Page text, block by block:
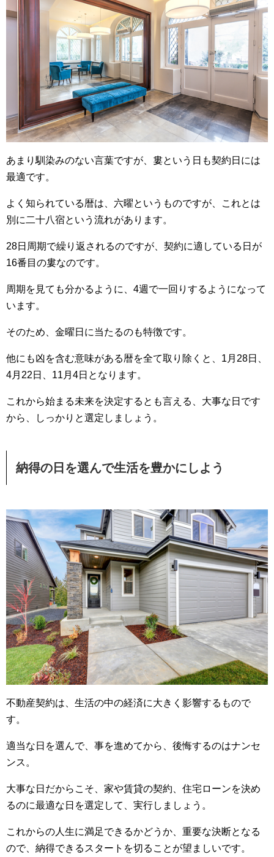
あまり馴染みのない言葉ですが、婁という日も契約日には
最適です。
よく知られている暦は、六曜というものですが、これとは
別に二十八宿という流れがあります。
28日周期で繰り返されるのですが、契約に適している日が
16番目の婁なのです。
周期を見ても分かるように、4週で一回りするようになって
います。
そのため、金曜日に当たるのも特徴です。
他にも凶を含む意味がある暦を全て取り除くと、1月28日、
4月22日、11月4日となります。
これから始まる未来を決定するとも言える、大事な日です
から、しっかりと選定しましょう。
納得の日を選んで生活を豊かにしよう
不動産契約は、生活の中の経済に大きく影響するもので
す。
適当な日を選んで、事を進めてから、後悔するのはナンセ
ンス。
大事な日だからこそ、家や賃貸の契約、住宅ローンを決め
るのに最適な日を選定して、実行しましょう。
これからの人生に満足できるかどうか、重要な決断となる
ので、納得できるスタートを切ることが望ましいです。